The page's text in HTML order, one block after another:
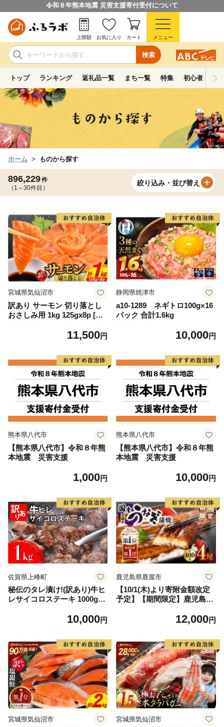
令和８年熊本地震 災害支援寄付受付について
検索
上限額 お気に入り カート メニュー
トップ ランキング 返礼品一覧 まち一覧 特集 初心者ガイド
ホーム ものから探す
896,229件
（1～30件目）
絞り込み・並び替え
宮城県気仙沼市
訳あり サーモン 切り落とし
おさしみ用 1kg 125gx8p [足
4313] 魚 魚介類 鮭 お刺し身
介
11,500円
静岡県焼津市
a10-1289 ネギトロ100g×16
パック 合計1.6kg
10,000円
熊本県八代市
【熊本県八代市】令和８年熊
本地震 災害支援
1,000円
熊本県八代市
【熊本県八代市】令和８年熊
本地震 災害支援
10,000円
佐賀県上峰町
秘伝のタレ漬け!(訳あり)牛ヒ
レサイコロステーキ 1000g
10,000円
鹿児島県鹿屋市
【10/1(木)より寄附金額改定
予定】【期間限定】鹿児島県
12,000円
宮城県気仙沼市 宮城県気仙沼市